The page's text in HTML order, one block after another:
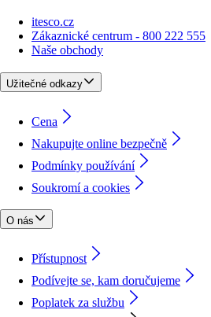
itesco.cz
Zákaznické centrum - 800 222 555
Naše obchody
Užitečné odkazy
Cena
Nakupujte online bezpečně
Podmínky používání
Soukromí a cookies
O nás
Přístupnost
Podívejte se, kam doručujeme
Poplatek za službu